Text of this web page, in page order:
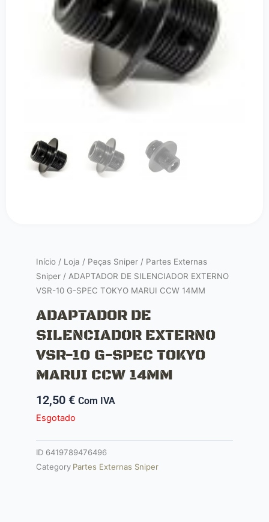
Início / Loja / Peças Sniper / Partes Externas
Sniper / ADAPTADOR DE SILENCIADOR EXTERNO
VSR-10 G-SPEC TOKYO MARUI CCW 14MM
ADAPTADOR DE
SILENCIADOR EXTERNO
VSR-10 G-SPEC TOKYO
MARUI CCW 14MM
12,50 € Com IVA
Esgotado
ID 6419789476496
Category Partes Externas Sniper